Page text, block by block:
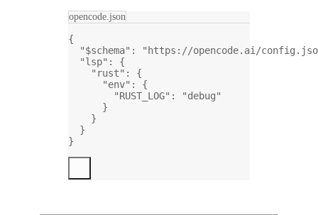
opencode.json
{
"$schema" :
"https://opencode.ai/
"lsp" : {
"rust" : {
"env" : {
"RUST_LOG" :
"debug"
}
}
}
}